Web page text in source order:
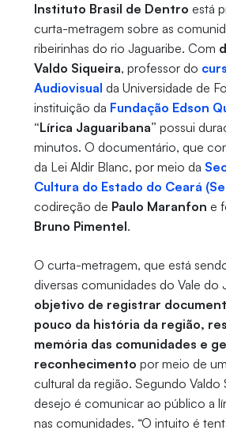
Instituto Brasil de Dentro está
curta-metragem sobre as
ribeirinhas do rio Jaguaribe. Com
Valdo Siqueira, professor do
Audiovisual da Universidade de
instituição da Fundação Edson
“Lírica Jaguaribana” possui
minutos. O documentário, que
da Lei Aldir Blanc, por meio da
Cultura do Estado do Ceará
codireção de Paulo Maranfon e
Bruno Pimentel.
O curta-metragem, que está
diversas comunidades do Vale do
objetivo de registrar
pouco da história da região,
memória das comunidades e
reconhecimento por meio de
cultural da região. Segundo Valdo
desejo é comunicar ao público a
nas comunidades. “O intuito é